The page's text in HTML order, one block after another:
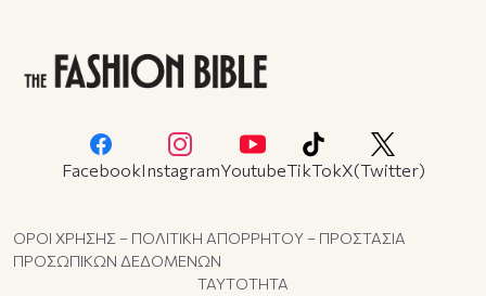
FacebookInstagramYoutubeTikTokX(Twitter)
ΟΡΟΙ ΧΡΗΣΗΣ – ΠΟΛΙΤΙΚΗ ΑΠΟΡΡΗΤΟΥ – ΠΡΟΣΤΑΣΙΑ
ΠΡΟΣΩΠΙΚΩΝ ΔΕΔΟΜΕΝΩΝ
ΤΑΥΤΟΤΗΤΑ